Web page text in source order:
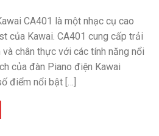
CA401 là một nhạc cụ cao
của Kawai. CA401 cung cấp trải
chân thực với các tính năng nổi
của đàn Piano điện Kawai
điểm nổi bật […]